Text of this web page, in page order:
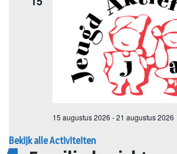
Bekijk alle Activiteiten